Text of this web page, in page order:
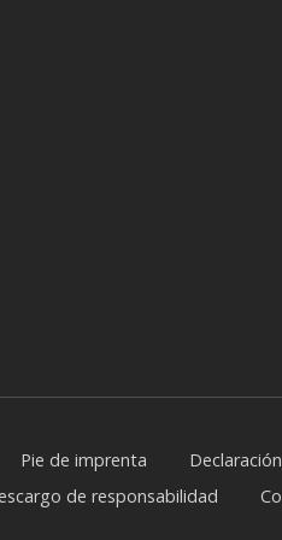
Pie de imprenta
de responsabilidad